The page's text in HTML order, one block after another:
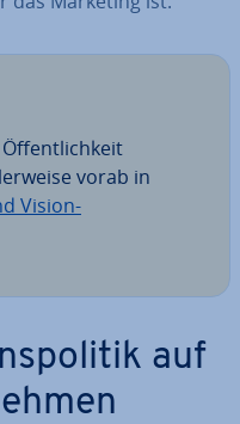
vorab in
Vision-
auf